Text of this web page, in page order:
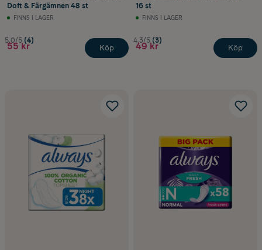
Doft & Färgämnen 48 st
FINNS I LAGER
5.0/5 (4)
55 kr Köp
16 st
FINNS I LAGER
4.3/5 (3)
49 kr Köp